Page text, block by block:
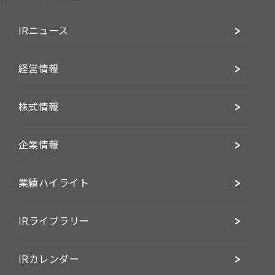
IRニュース
経営情報
株式情報
企業情報
業績ハイライト
IRライブラリー
IRカレンダー